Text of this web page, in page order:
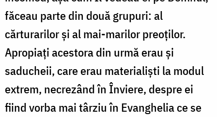
făceau parte din două grupuri: al
cărturarilor și al mai-marilor preoților.
Apropiați acestora din urmă erau și
saducheii, care erau materialiști la modul
extrem, necrezând în Înviere, despre ei
fiind vorba mai târziu în Evanghelia ce se